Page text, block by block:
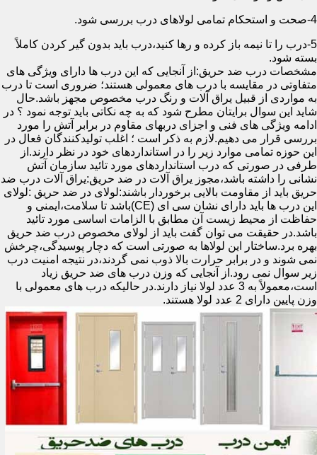
4-صحت و استحکام تمامی لولاهای درب بررسی شود.
5-درب را تا نیمه باز کرده و رها کنید،درب باید بدون گیر کردن کاملاً
بسته شود.
مشخصات درب ضد حریق:از آنجایی که این درب ها دارای ویژگی های
متفاوتی در مقایسه با درب های معمولی هستند؛ ضروری است تا درب
به مواردی از قبیل یراق آلات و رنگ درب مخصوص مجهز باشد.حال
شاید این سوال برایتان مطرح شود که به چه نکاتی باید توجه نمود ؟ در
ادامه ویژگی های فنی و اجزای دربهای مقاوم در برابر آتش را مورد
بررسی قرار می دهیم.لازم به ذکر است ؛ اغلب تولیدکنندگان فعال در
این حوزه تمامی موارد زیر را در استانداردهای خود در نظر دارند.از
طرفی در صورتی که درب استانداردهای مورد تائید سازمان آتش
نشانی را داشته باشد،مجوز یراق آلات در ضد حریق:یراق آلات درب ضد
حریق باید از مقاومت بالایی برخوردار باشند:لولای در ضد حریق :لولای
این درب ها باید دارای نشان سی ای (CE)باشد تا سلامت،ایمنی و
حفاظت از محیط زیست آن مطابق با الزامات اساسی مورد تائید
باشد.در حقیقت می توان گفت باید از لولای مخصوص درب ضد حریق
بهره برد.ساختار این لولاها به صورتی است که دچار پوسیدگی،چرخش
نمی شوند و در برابر حرارت بالا ذوب نمی گردند،در نتیجه امنیت درب
زیر سوال نمی رود.از آنجایی که وزن درب های ضد حریق زیاد
است،معمولاً به 3 عدد لولا نیاز دارند.در حالیکه درب های معمولی با
وزن پایین دارای 2 عدد لولا هستند.